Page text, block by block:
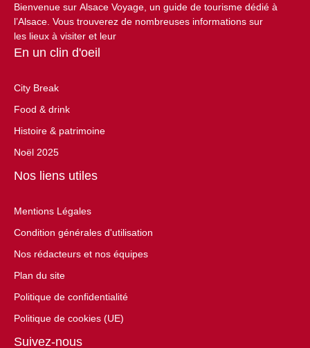
Bienvenue sur Alsace Voyage, un guide de tourisme dédié à
l’Alsace. Vous trouverez de nombreuses informations sur
les lieux à visiter et leur
En un clin d'oeil
City Break
Food & drink
Histoire & patrimoine
Noël 2025
Nos liens utiles
Mentions Légales
Condition générales d'utilisation
Nos rédacteurs et nos équipes
Plan du site
Politique de confidentialité
Politique de cookies (UE)
Suivez-nous